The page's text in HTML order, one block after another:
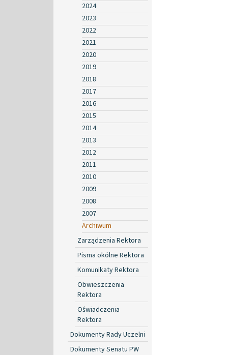
2024
2023
2022
2021
2020
2019
2018
2017
2016
2015
2014
2013
2012
2011
2010
2009
2008
2007
Archiwum
Zarządzenia Rektora
Pisma okólne Rektora
Komunikaty Rektora
Obwieszczenia
Rektora
Oświadczenia
Rektora
Dokumenty Rady Uczelni
Dokumenty Senatu PW